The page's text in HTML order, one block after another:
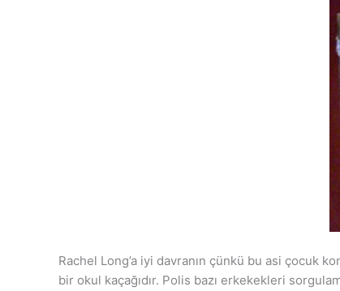
Rachel Long’a iyi davranın çünkü bu asi çocuk
bir okul kaçağıdır. Polis bazı erkekekleri